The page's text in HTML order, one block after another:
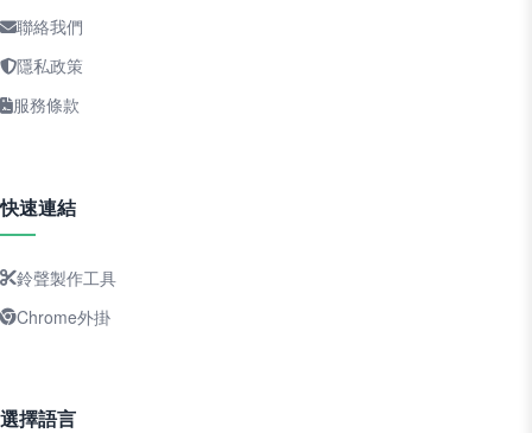
聯絡我們
隱私政策
服務條款
快速連結
鈴聲製作工具
Chrome外掛
選擇語言